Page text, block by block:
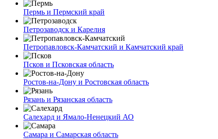
Пермь и Пермский край
Петрозаводск и Карелия
Петропавловск-Камчатский и Камчатский край
Псков и Псковская область
Ростов-на-Дону и Ростовская область
Рязань и Рязанская область
Салехард и Ямало-Ненецкий АО
Самара и Самарская область